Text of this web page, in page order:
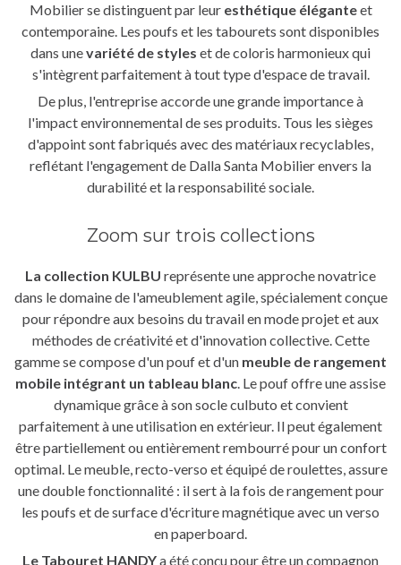
Mobilier se distinguent par leur esthétique éléganteet
contemporaine. Les poufs et les tabourets sont disponibles
dans unevariété de styles et de coloris harmonieux qui
s'intègrent parfaitement à tout type d'espace de travail.
De plus, l'entreprise accorde une grande importance à
l'impact environnemental de ses produits. Tous les sièges
d'appoint sont fabriqués avec des matériaux recyclables,
reflétant l'engagement de Dalla Santa Mobilier envers la
durabilité et la responsabilité sociale.
Zoom sur trois collections
La collection KULBU représente une approche novatrice
dans le domaine de l'ameublement agile, spécialement conçue
pour répondre aux besoins du travail en mode projet et aux
méthodes de créativité et d'innovation collective. Cette
gamme se compose d'un pouf et d'un meuble de rangement
mobile intégrant un tableau blanc. Le pouf offre une assise
dynamique grâce à son socle culbuto et convient
parfaitement à une utilisation en extérieur. Il peut également
être partiellement ou entièrement rembourré pour un confort
optimal. Le meuble, recto-verso et équipé de roulettes, assure
une double fonctionnalité : il sert à la fois de rangement pour
les poufs et de surface d'écriture magnétique avec un verso
en paperboard.
Le Tabouret HANDYa été conçu pour être un compagnon